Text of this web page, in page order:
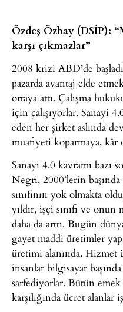
Özdeş Özbay (DSİP):
karşı çıkmazlar”
2008 krizi ABD’de
pazarda avantaj elde
ortaya attı. Çalışma
için çalışıyorlar. Sanayi
eden her şirket aslında
muafiyeti koparmaya, kâr
Sanayi 4.0 kavramı bazı
Negri, 2000’lerin
sınıfının yok olmakta
yıldır, işçi sınıfı ve
daha da arttı. Bugün
gayet maddi üretimler
üretimi alanında. Hizmet
insanlar bilgisayar
sarfediyorlar. Bütün
karşılığında ücret alanlar